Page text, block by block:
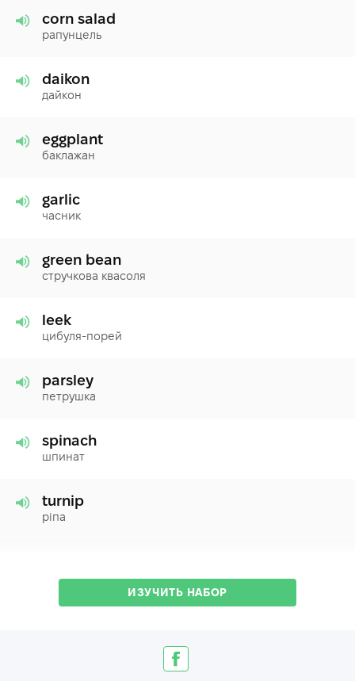
corn salad
рапунцель
daikon
дайкон
eggplant
баклажан
garlic
часник
green bean
стручкова квасоля
leek
цибуля-порей
parsley
петрушка
spinach
шпинат
turnip
ріпа
ИЗУЧИТЬ НАБОР